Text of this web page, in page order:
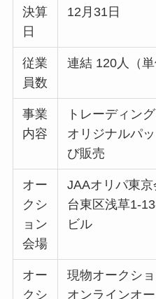
決算
日
12月31日
従業
員数
連結 120人（単
事業
内容
トレーディン
オリジナルパ
び販売
オー
クシ
ョン
会場
JAAオリパ東
台東区浅草1-
ビル
オー
クシ
現物オークシ
オンラインオ